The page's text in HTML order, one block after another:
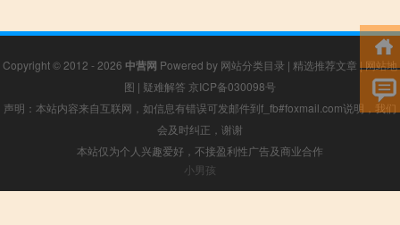
Copyright © 2012 - 2026 中营网 Powered by 网站分类目录 | 精选推荐文章 |网站地
图 | 疑难解答 京ICP备030098号
声明：本站内容来自互联网，如信息有错误可发邮件到f_fb#foxmail.com说明，我们
会及时纠正，谢谢
本站仅为个人兴趣爱好，不接盈利性广告及商业合作
小男孩